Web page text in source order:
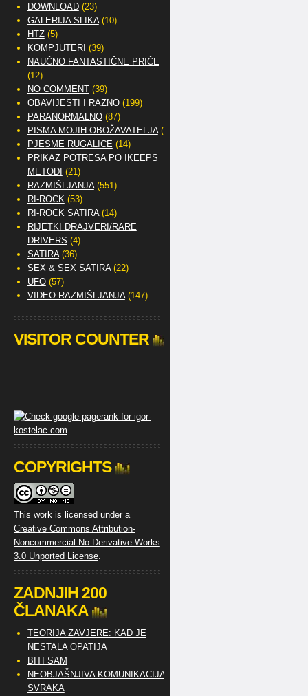
DOWNLOAD(23)
GALERIJA SLIKA(10)
HTZ(5)
KOMPJUTERI (39)
NAUČNO FANTASTIČNE PRIČE
(12)
NO COMMENT(39)
OBAVIJESTI I RAZNO(199)
PARANORMALNO(87)
PISMA MOJIH OBOŽAVATELJA(2)
PJESME RUGALICE (14)
PRIKAZ POTRESA PO IKEEPS
METODI (21)
RAZMIŠLJANJA(551)
RI-ROCK(53)
RI-ROCK SATIRA(14)
RIJETKI DRAJVERI/RARE
DRIVERS (4)
SATIRA(36)
SEX & SEX SATIRA(22)
UFO(57)
VIDEO RAZMIŠLJANJA(147)
VISITOR COUNTER
COPYRIGHTS
This work is licensed under a
Creative Commons Attribution-
Noncommercial-No Derivative Works
3.0 Unported License.
ZADNJIH 200
ČLANAKA
TEORIJA ZAVJERE: KAD JE
NESTALA OPATIJA
BITI SAM
NEOBJAŠNJIVA KOMUNIKACIJA
SVRAKA